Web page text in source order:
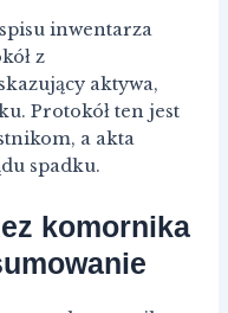
inwentarza
z
aktywa,
Protokół ten jest
a akta
spadku.
komornika